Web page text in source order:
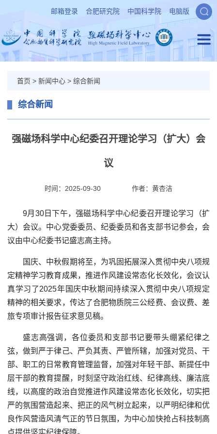
邮箱登录 合肥研究院 中国科学院 电脑版
首页 > 新闻中心 > 综合新闻
综合新闻
强磁场科学中心纪委召开理论学习（扩大）会
议
时间：2025-09-30 作者： 黄杏洁
9月30日下午，强磁场科学中心纪委召开理论学习（扩
大）会议。中心党委委员、纪委委员和各支部书记参会，会
议由中心纪委书记盛志高主持。
国庆、中秋假期将至，为巩固拓展深入贯彻中央八项规
定精神学习教育成果，推进作风建设常态化长效化，会议认
真学习了2025年国庆中秋期间持续深入贯彻中央八项规定
精神的相关要求，传达了合肥物质院三公经费、会议费、差
旅专项审计报告征求意见稿。
盛志高强调，各位委员和支部书记要带头绷紧纪律之
弦，做到严于律己、严负其责、严管所辖，加强对党员、干
部、职工的日常教育管理监督，加强对年轻干部、新提任中
层干部的教育提醒，时刻坚守政治红线、纪律高线、廉洁底
线，以高度的政治自觉推进作风建设常态化长效化，切实把
严的氛围营造起来、把正的风气树立起来，以严明纪律和优
良作风营造风清气正的节日氛围，为中心加快抢占科技制高
点提供坚实纪律保障。